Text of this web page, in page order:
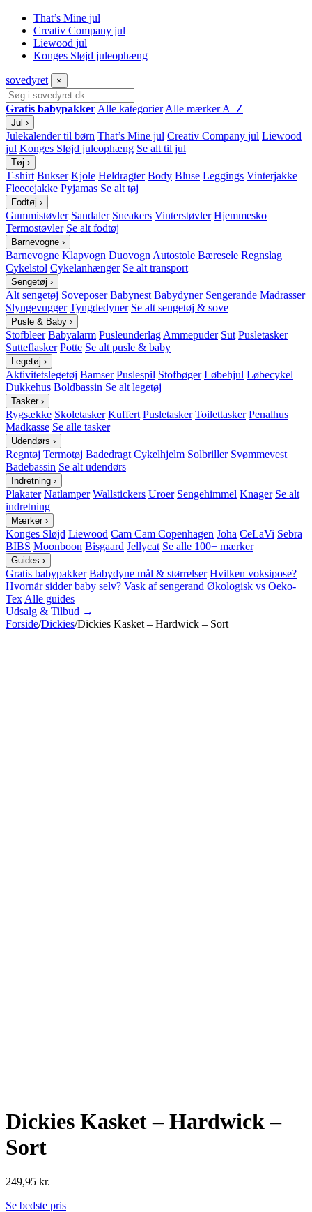
That’s Mine jul
Creativ Company jul
Liewood jul
Konges Sløjd juleophæng
sovedyret ×
Gratis babypakker Alle kategorier Alle mærker A–Z
Jul ›
Julekalender til børn That’s Mine jul Creativ Company jul Liewood
jul Konges Sløjd juleophæng Se alt til jul
Tøj ›
T-shirt Bukser Kjole Heldragter Body Bluse Leggings Vinterjakke
Fleecejakke Pyjamas Se alt tøj
Fodtøj ›
Gummistøvler Sandaler Sneakers Vinterstøvler Hjemmesko
Termostøvler Se alt fodtøj
Barnevogne ›
Barnevogne Klapvogn Duovogn Autostole Bæresele Regnslag
Cykelstol Cykelanhænger Se alt transport
Sengetøj ›
Alt sengetøj Soveposer Babynest Babydyner Sengerande Madrasser
Slyngevugger Tyngdedyner Se alt sengetøj & sove
Pusle & Baby ›
Stofbleer Babyalarm Pusleunderlag Ammepuder Sut Pusletasker
Sutteflasker Potte Se alt pusle & baby
Legetøj ›
Aktivitetslegetøj Bamser Puslespil Stofbøger Løbehjul Løbecykel
Dukkehus Boldbassin Se alt legetøj
Tasker ›
Rygsække Skoletasker Kuffert Pusletasker Toilettasker Penalhus
Madkasse Se alle tasker
Udendørs ›
Regntøj Termotøj Badedragt Cykelhjelm Solbriller Svømmevest
Badebassin Se alt udendørs
Indretning ›
Plakater Natlamper Wallstickers Uroer Sengehimmel Knager Se alt
indretning
Mærker ›
Konges Sløjd Liewood Cam Cam Copenhagen Joha CeLaVi Sebra
BIBS Moonboon Bisgaard Jellycat Se alle 100+ mærker
Guides ›
Gratis babypakker Babydyne mål & størrelser Hvilken voksipose?
Hvornår sidder baby selv? Vask af sengerand Økologisk vs Oeko-
Tex Alle guides
Udsalg & Tilbud →
Forside/Dickies/Dickies Kasket – Hardwick – Sort
Dickies Kasket – Hardwick –
Sort
249,95 kr.
Se bedste pris